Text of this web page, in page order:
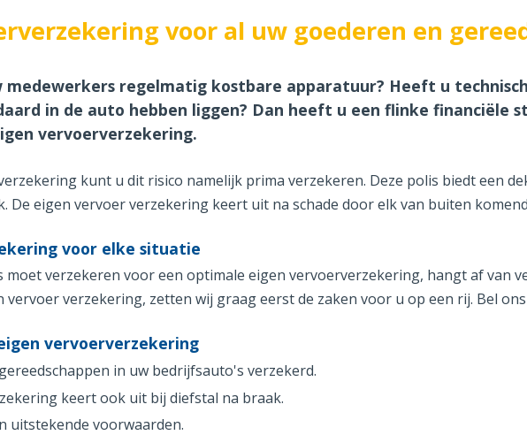
voor al uw goederen en
medewerkers regelmatig kostbare apparatuur? Heeft u
in de auto hebben liggen? Dan heeft u een flinke financiële
vervoerverzekering.
kunt u dit risico namelijk prima verzekeren. Deze polis biedt een
De eigen vervoer verzekering keert uit na schade door elk van buiten
voor elke situatie
moet verzekeren voor een optimale eigen vervoerverzekering, hangt af van
vervoer verzekering, zetten wij graag eerst de zaken voor u op een rij. Bel
vervoerverzekering
in uw bedrijfsauto's verzekerd.
keert ook uit bij diefstal na braak.
uitstekende voorwaarden.